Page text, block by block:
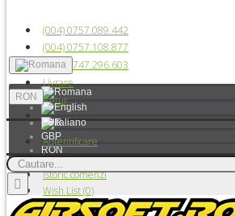
(004) 0757.089.442
(004) 0757.108.877
(004) 0747.296.603
Livrare
Retur
RON
EUR
GBP
RON
USD
Autentificare
Înregistrare
Istoric comenzi
Wish List (0)